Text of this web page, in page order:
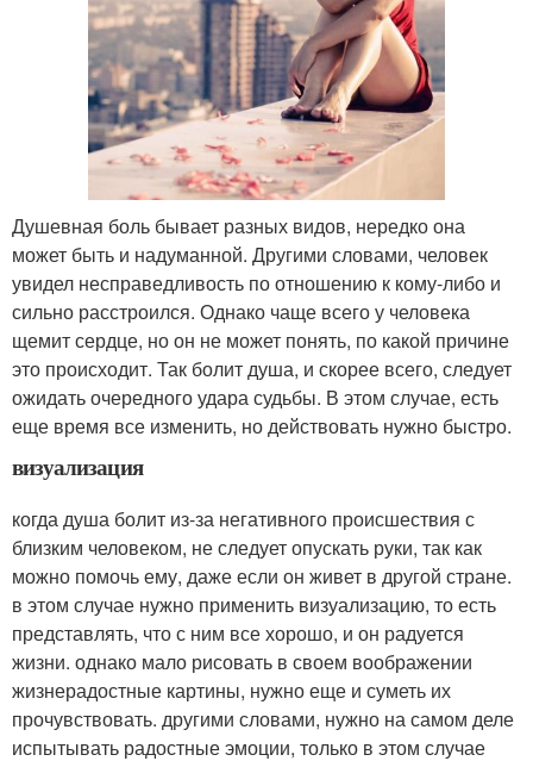
Душевная боль бывает разных видов, нередко она
может быть и надуманной. Другими словами, человек
увидел несправедливость по отношению к кому-либо и
сильно расстроился. Однако чаще всего у человека
щемит сердце, но он не может понять, по какой причине
это происходит. Так болит душа, и скорее всего, следует
ожидать очередного удара судьбы. В этом случае, есть
еще время все изменить, но действовать нужно быстро.
визуализация
когда душа болит из-за негативного происшествия с
близким человеком, не следует опускать руки, так как
можно помочь ему, даже если он живет в другой стране.
в этом случае нужно применить визуализацию, то есть
представлять, что с ним все хорошо, и он радуется
жизни. однако мало рисовать в своем воображении
жизнерадостные картины, нужно еще и суметь их
прочувствовать. другими словами, нужно на самом деле
испытывать радостные эмоции, только в этом случае